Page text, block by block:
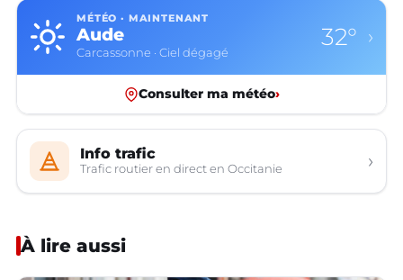
MÉTÉO · MAINTENANT
Aude
Carcassonne · Ciel dégagé
32° ›
Consulter ma météo›
Info trafic
Trafic routier en direct en Occitanie ›
À lire aussi